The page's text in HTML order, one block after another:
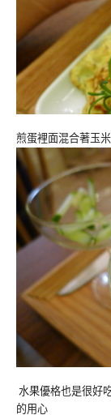
煎蛋裡面混合著玉
水果優格也是很好
的用心